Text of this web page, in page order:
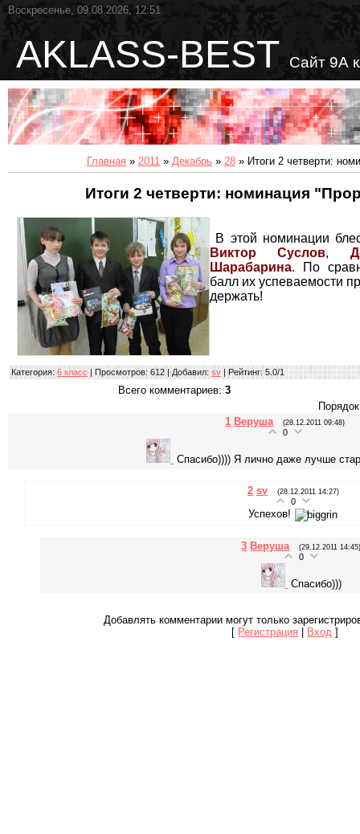
Воскресенье, 09.08.2026, 12:51
AKLASS-BEST Сайт 9А
Главная » 2011 » Декабрь » 28 » Итоги 2 четверти:
Итоги 2 четверти: номинация
В этой номинации
Виктор Суслов,
Шарабарина. По
балл их успеваемости
держать!
Категория: 6 класс | Просмотров: 612 | Добавил: sv | Рейтинг: 5.0/1
Всего комментариев: 3
1 Веруша (28.12.2011 09:48)
0
Спасибо)))) Я лично даже лучше
2 sv (28.12.2011 14:27)
0
Успехов!
3 Веруша (29.12.2011
0
Спасибо)))
Добавлять комментарии могут только
[ Регистрация Вход ]